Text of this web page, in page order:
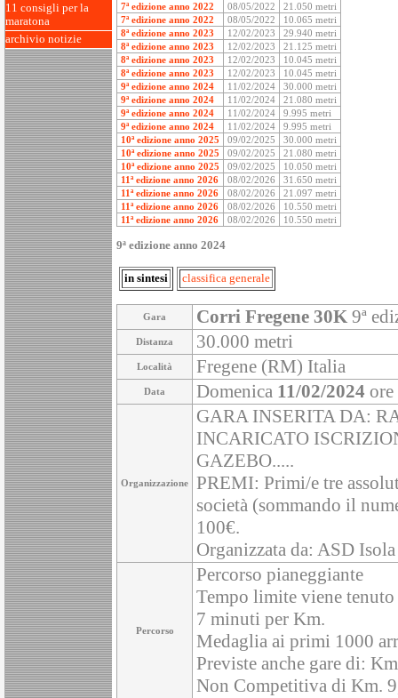
11 consigli per la
maratona
archivio notizie
7ª edizione anno 2022
08/05/2022
21.050 metri
7ª edizione anno 2022
08/05/2022
10.065 metri
8ª edizione anno 2023
12/02/2023
29.940 metri
8ª edizione anno 2023
12/02/2023
21.125 metri
8ª edizione anno 2023
12/02/2023
10.045 metri
8ª edizione anno 2023
12/02/2023
10.045 metri
9ª edizione anno 2024
11/02/2024
30.000 metri
9ª edizione anno 2024
11/02/2024
21.080 metri
9ª edizione anno 2024
11/02/2024
9.995 metri
9ª edizione anno 2024
11/02/2024
9.995 metri
10ª edizione anno 2025
09/02/2025
30.000 metri
10ª edizione anno 2025
09/02/2025
21.080 metri
10ª edizione anno 2025
09/02/2025
10.050 metri
11ª edizione anno 2026
08/02/2026
31.650 metri
11ª edizione anno 2026
08/02/2026
21.097 metri
11ª edizione anno 2026
08/02/2026
10.550 metri
11ª edizione anno 2026
08/02/2026 10.550 metri
9ª edizione anno 2024
in sintesi classifica generale
Gara Corri Fregene 30K 9ª
Distanza 30.000 metri
Località Fregene (RM) Italia
Data Domenica 11/02/2024
Organizzazione
GARA INSERITA DA:
INCARICATO
GAZEBO.....
PREMI: Primi/e tre
società (sommando il
100€.
Organizzata da: ASD Isola
Percorso
Percorso pianeggiante
Tempo limite viene
7 minuti per Km.
Medaglia ai primi 1000
Previste anche gare di:
Non Competitiva di Km.